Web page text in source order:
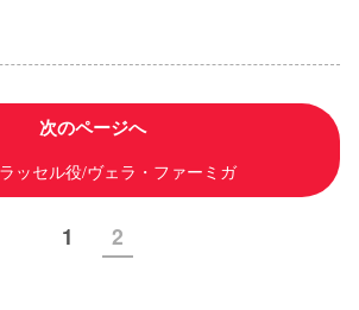
次のページへ
ッセル役/ヴェラ・ファーミガ
1 2